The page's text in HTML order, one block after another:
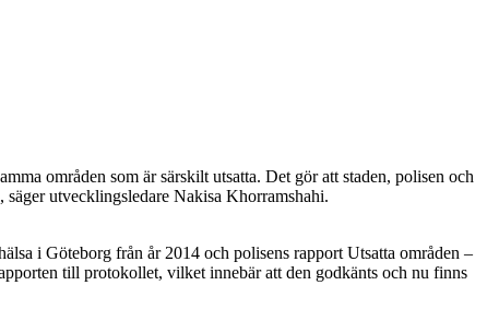
områden som är särskilt utsatta. Det gör att staden, polisen och
säger utvecklingsledare Nakisa Khorramshahi.
i Göteborg från år 2014 och polisens rapport Utsatta områden –
till protokollet, vilket innebär att den godkänts och nu finns